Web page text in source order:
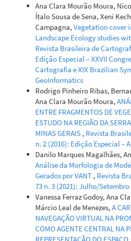
Ana Clara Mourão Moura,
Ítalo Sousa de Sena, Xeni
Campagna, Vegetation cover
Landscape Ecology studies
Revista Brasileira de
Edição Especial – XXVII
Cartografia e XIX Brazilian
GeoInformatics
Rodrigo Pinheiro Ribas,
Ana Clara Mourão Moura,
ENTRE FRAGMENTOS DE
ESTUDO NA REGIÃO DA
MINAS GERAIS , Revista
n. 2 (2016): Edição Especial –
Danilo Marques Magalhães,
Análise da Morfologia de
Gerados por VANT , Revista
73 n. 3 (2021): Julho/Setembro
Vanessa Ferraz Godoy, Ana
Márcio Leal de Menezes, A
NAVEGAÇÃO VIRTUAL NA
COMO AGENTE CENTRAL NA